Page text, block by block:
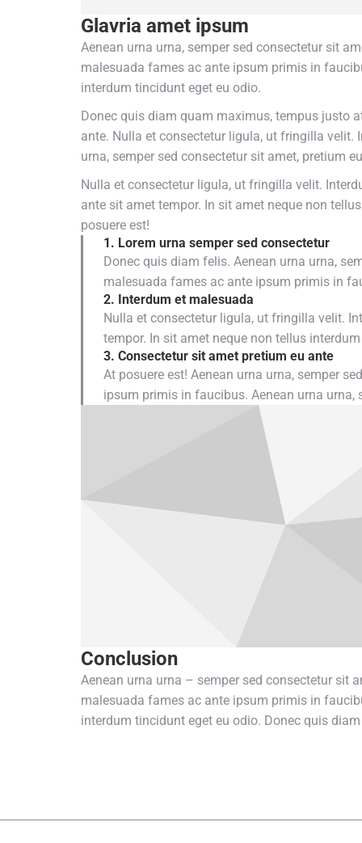
Glavria amet ipsum
Aenean urna urna, semper sed consectetur sit
malesuada fames ac ante ipsum primis in
interdum tincidunt eget eu odio.
Donec quis diam quam maximus, tempus justo
ante. Nulla et consectetur ligula, ut fringilla
urna, semper sed consectetur sit amet, pretium
Nulla et consectetur ligula, ut fringilla velit.
ante sit amet tempor. In sit amet neque non
posuere est!
1. Lorem urna semper sed consectetur
Donec quis diam felis. Aenean urna urna,
malesuada fames ac ante ipsum primis in
2. Interdum et malesuada
Nulla et consectetur ligula, ut fringilla velit.
tempor. In sit amet neque non tellus
3. Consectetur sit amet pretium eu ante
At posuere est! Aenean urna urna, semper
ipsum primis in faucibus. Aenean urna urna,
Conclusion
Aenean urna urna – semper sed consectetur sit
malesuada fames ac ante ipsum primis in
interdum tincidunt eget eu odio. Donec quis